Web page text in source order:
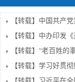
【转载】中国共产
【转载】中办印发
【转载】学习好贯